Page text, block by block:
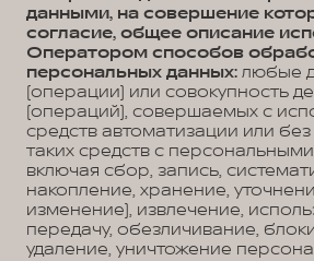
данными, на совершение
согласие, общее описание
Оператором способов
персональных данных: любые
(операции) или совокупность
(операций), совершаемых с
средств автоматизации или
таких средств с
включая сбор, запись,
накопление, хранение,
изменение), извлечение,
передачу, обезличивание,
удаление, уничтожение